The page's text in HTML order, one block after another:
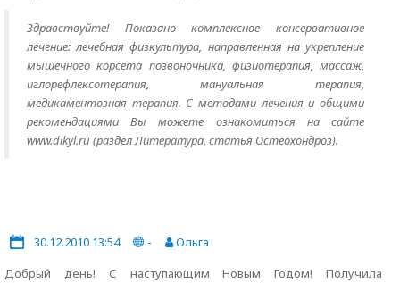
Здравствуйте! Показано комплексное консервативное
лечение: лечебная физкультура, направленная на укрепление
мышечного корсета позвоночника, физиотерапия, массаж,
иглорефлексотерапия, мануальная терапия,
медикаментозная терапия. С методами лечения и общими
рекомендациями Вы можете ознакомиться на сайте
www.dikyl.ru (раздел Литература, статья Остеохондроз).
30.12.2010 13:54 -
Ольга
Добрый день! С наступающим Новым Годом! Получила